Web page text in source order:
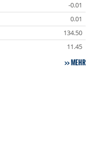
-0.01
0.01
134.50
11.45
MEHR